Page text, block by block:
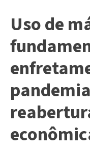
Uso de